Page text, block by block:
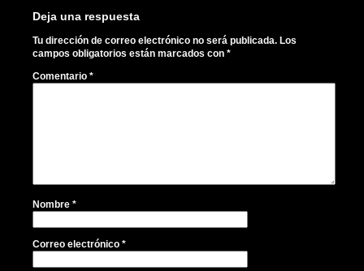
Deja una respuesta
Tu dirección de correo electrónico no será publicada. Los
campos obligatorios están marcados con *
Comentario *
Nombre *
Correo electrónico *